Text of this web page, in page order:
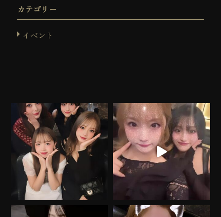
カテゴリー
イベント